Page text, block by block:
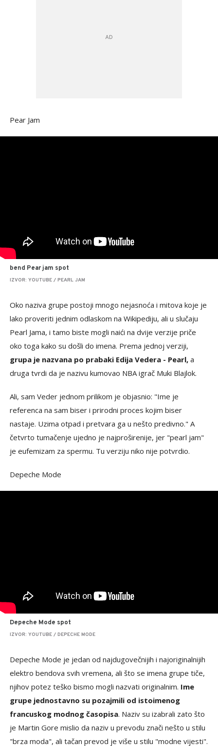
Pear Jam
bend Pear jam spot
IZVOR: YOUTUBE / PEARL JAM
Oko naziva grupe postoji mnogo nejasnoća i mitova koje je
lako proveriti jednim odlaskom na Wikipediju, ali u slučaju
Pearl Jama, i tamo biste mogli naići na dvije verzije priče
oko toga kako su došli do imena. Prema jednoj verziji,
grupa je nazvana po prabaki Edija Vedera - Pearl, a
druga tvrdi da je nazivu kumovao NBA igrač Muki Blajlok.
Ali, sam Veder jednom prilikom je objasnio: "Ime je
referenca na sam biser i prirodni proces kojim biser
nastaje. Uzima otpad i pretvara ga u nešto predivno." A
četvrto tumačenje ujedno je najproširenije, jer "pearl jam"
je eufemizam za spermu. Tu verziju niko nije potvrdio.
Depeche Mode
Depeche Mode spot
IZVOR: YOUTUBE / DEPECHE MODE
Depeche Mode je jedan od najdugovečnijih i najoriginalnijih
elektro bendova svih vremena, ali što se imena grupe tiče,
njihov potez teško bismo mogli nazvati originalnim. Ime
grupe jednostavno su pozajmili od istoimenog
francuskog modnog časopisa. Naziv su izabrali zato što
je Martin Gore mislio da naziv u prevodu znači nešto u stilu
"brza moda", ali tačan prevod je više u stilu "modne vijesti".